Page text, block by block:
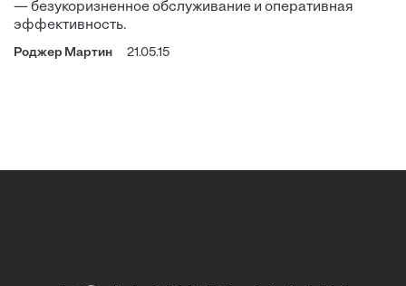
— безукоризненное обслуживание и оперативная
эффективность.
Роджер Мартин 21.05.15